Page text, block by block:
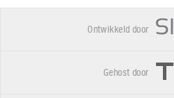
Ontwikkeld door
Gehost door